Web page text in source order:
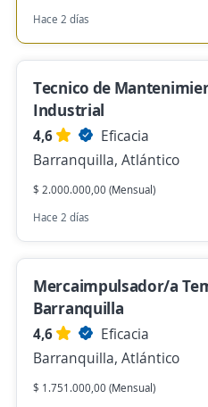
Hace 2 días
Tecnico de
Industrial
4,6
Eficacia
Barranquilla, Atlántico
$ 2.000.000,00 (Mensual)
Hace 2 días
Mercaimpulsador/a
Barranquilla
4,6
Eficacia
Barranquilla, Atlántico
$ 1.751.000,00 (Mensual)